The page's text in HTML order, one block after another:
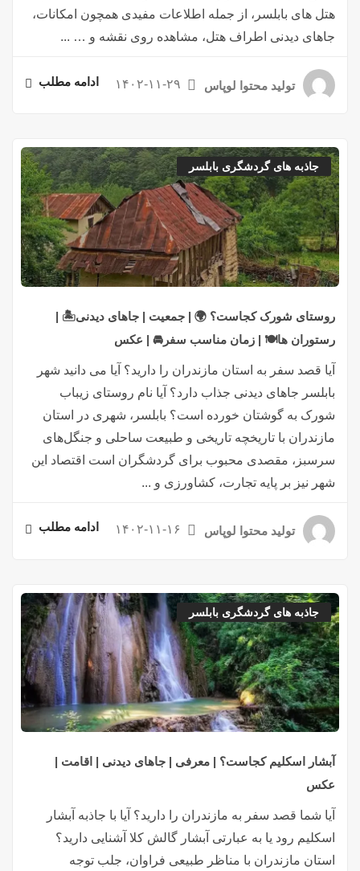
هتل های بابلسر، از جمله اطلاعات مفیدی همچون امکانات،
جاهای دیدنی اطراف هتل، مشاهده روی نقشه و … ...
تولید محتوا لوپاس ۱۴۰۲-۱۱-۲۹ ادامه مطلب
جاذبه های گردشگری بابلسر
روستای شورک کجاست؟ 🌍 | جمعیت | جاهای دیدنی🏝️ |
رستوران ها🍽️ | زمان مناسب سفر🚘 | عکس
آیا قصد سفر به استان مازندران را دارید؟ آیا می دانید شهر
بابلسر جاهای دیدنی جذاب دارد؟ آیا نام روستای زیباب
شورک به گوشتان خورده است؟ بابلسر، شهری در استان
مازندران با تاریخچه تاریخی و طبیعت ساحلی و جنگل‌های
سرسبز، مقصدی محبوب برای گردشگران است اقتصاد این
شهر نیز بر پایه تجارت، کشاورزی و ...
تولید محتوا لوپاس ۱۴۰۲-۱۱-۱۶ ادامه مطلب
جاذبه های گردشگری بابلسر
آبشار اسکلیم کجاست؟ | معرفی | جاهای دیدنی | اقامت |
عکس
آیا شما قصد سفر به مازندران را دارید؟ آیا با جاذبه آبشار
اسکلیم رود یا به عبارتی آبشار گالش کلا آشنایی دارید؟
استان مازندران با مناظر طبیعی فراوان، جلب توجه